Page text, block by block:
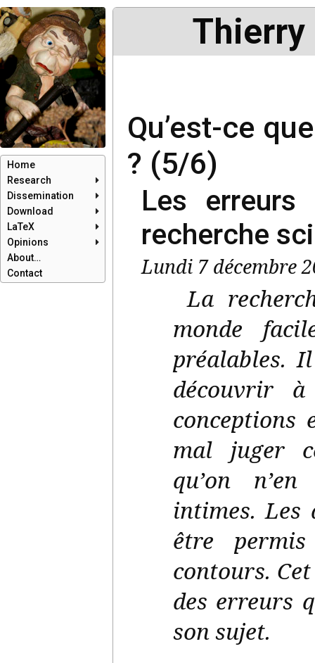
Home
Research
Dissemination
Download
LaTeX
Opinions
About…
Contact
Thierry
Qu’est-ce
? (5/6)
Les erreurs
recherche
Lundi 7 décembre
La
monde
préalables.
découvrir
conceptions
mal juger
qu’on
intimes. Les
être
contours.
des erreurs
son sujet.